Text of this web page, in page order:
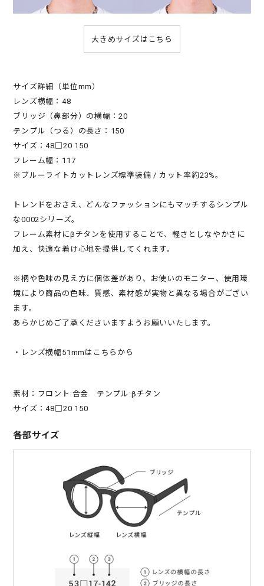
大きめサイズはこちら
サイズ詳細（単位mm）
レンズ横幅：48
ブリッジ（鼻部分）の横幅：20
テンプル（つる）の長さ：150
サイズ：48□20 150
フレーム幅：117
※ブルーライトカットレンズ標準装備 / カット率約23%。
トレンドをおさえ、どんなファッションにもマッチするシンプル
な0002シリーズ。
フレーム素材にβチタンを使用することで、軽さとしなやかさに
加え、快適な着け心地を提供してくれます。
※柄や色味の見え方に個体差があり、お使いのモニター、使用環
境により商品の色味、質感、素材感が実物と異なる場合がござい
ます。
あらかじめご了承くださいますようお願いいたします。
・レンズ横幅51mmはこちらから
素材：フロント:合金 テンプル:βチタン
サイズ：48□20 150
各部サイズ